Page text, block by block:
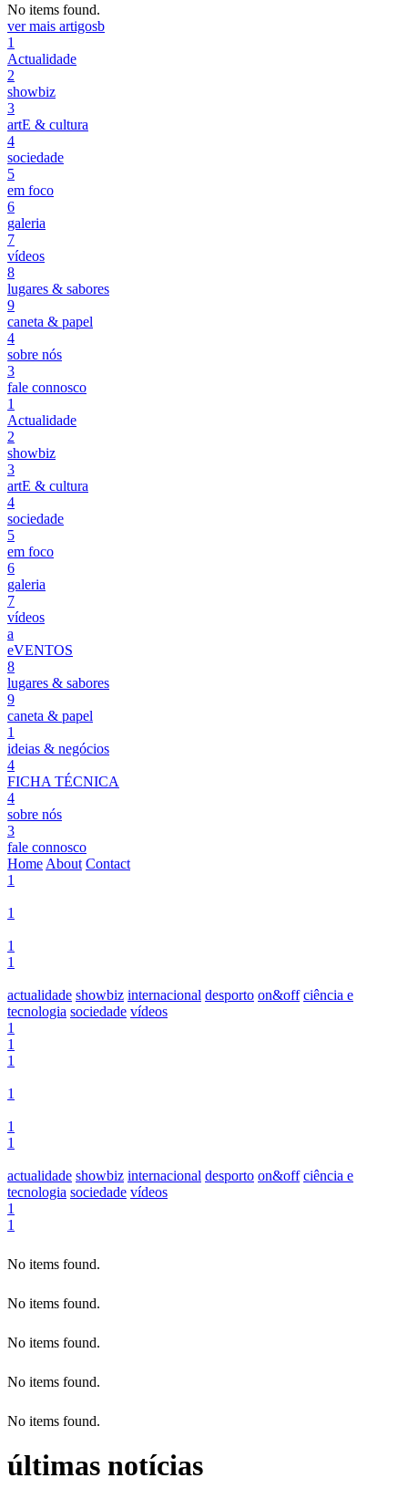
No items found.
ver mais artigosb
1
Actualidade
2
showbiz
3
artE & cultura
4
sociedade
5
em foco
6
galeria
7
vídeos
8
lugares & sabores
9
caneta & papel
4
sobre nós
3
fale connosco
1
Actualidade
2
showbiz
3
artE & cultura
4
sociedade
5
em foco
6
galeria
7
vídeos
a
eVENTOS
8
lugares & sabores
9
caneta & papel
1
ideias & negócios
4
FICHA TÉCNICA
4
sobre nós
3
fale connosco
Home About Contact
1
1
1
1
actualidade showbiz internacional desporto on&off ciência e
tecnologia sociedade vídeos
1
1
1
1
1
1
actualidade showbiz internacional desporto on&off ciência e
tecnologia sociedade vídeos
1
1
No items found.
No items found.
No items found.
No items found.
No items found.
últimas notícias